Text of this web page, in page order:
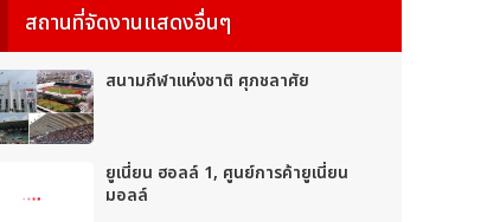
สถานที่จัดงานแสดงอื่นๆ
สนามกีฬาแห่งชาติ ศุภชลาศัย
ยูเนี่ยน ฮอลล์ 1, ศูนย์การค้ายูเนี่ยน
มอลล์